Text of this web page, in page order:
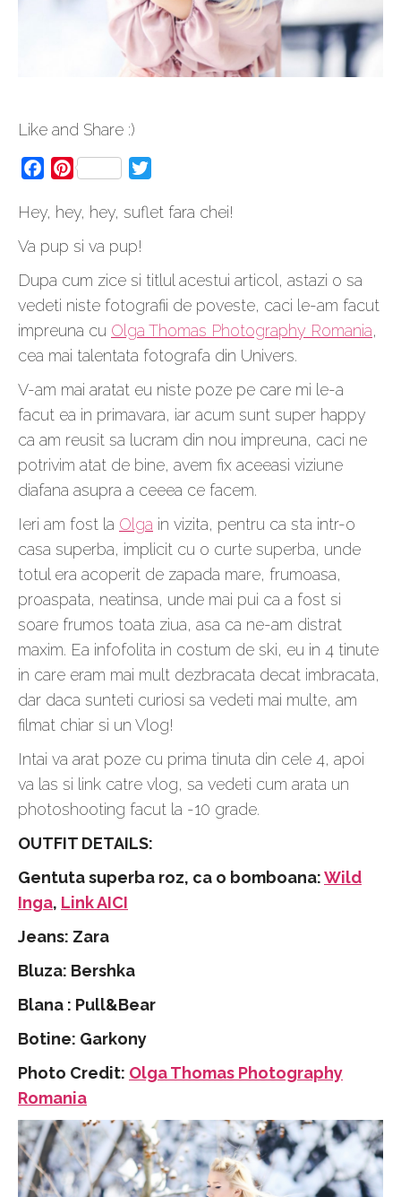
Like and Share :)
FacebookPinterest
Hey, hey, hey, suflet fara chei!
Va pup si va pup!
Dupa cum zice si titlul acestui articol, astazi o sa
vedeti niste fotografii de poveste, caci le-am facut
impreuna cu Olga Thomas Photography Romania,
cea mai talentata fotografa din Univers.
V-am mai aratat eu niste poze pe care mi le-a
facut ea in primavara, iar acum sunt super happy
ca am reusit sa lucram din nou impreuna, caci ne
potrivim atat de bine, avem fix aceeasi viziune
diafana asupra a ceeea ce facem.
Ieri am fost la Olga in vizita, pentru ca sta intr-o
casa superba, implicit cu o curte superba, unde
totul era acoperit de zapada mare, frumoasa,
proaspata, neatinsa, unde mai pui ca a fost si
soare frumos toata ziua, asa ca ne-am distrat
maxim. Ea infofolita in costum de ski, eu in 4 tinute
in care eram mai mult dezbracata decat imbracata,
dar daca sunteti curiosi sa vedeti mai multe, am
filmat chiar si un Vlog!
Intai va arat poze cu prima tinuta din cele 4, apoi
va las si link catre vlog, sa vedeti cum arata un
photoshooting facut la -10 grade.
OUTFIT DETAILS:
Gentuta superba roz, ca o bomboana:Wild
Inga, Link AICI
Jeans: Zara
Bluza: Bershka
Blana : Pull&Bear
Botine: Garkony
Photo Credit: Olga Thomas Photography
Romania